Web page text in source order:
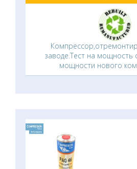
заводе.Тест на мощность
мощности нового